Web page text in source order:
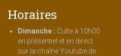
Horaires
Dimanche : Culte à 10h00
en présentiel et en direct
sur la chaîne Youtube de